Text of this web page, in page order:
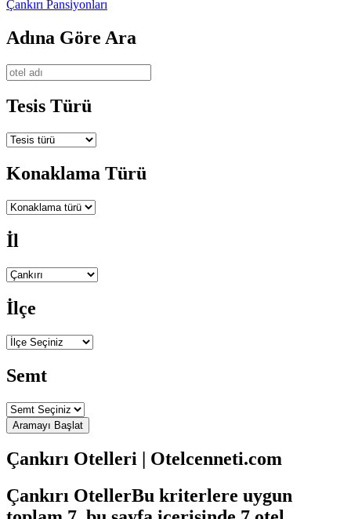
Çankırı Pansiyonları
Adına Göre Ara
Tesis Türü
Konaklama Türü
İl
İlçe
Semt
Çankırı Otelleri | Otelcenneti.com
Çankırı OtellerBu kriterlere uygun